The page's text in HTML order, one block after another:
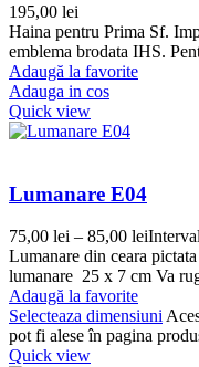
195,00 lei
Haina pentru Prima Sf.
emblema brodata IHS.
Adaugă la favorite
Adauga in cos
Quick view
Lumanare E04
75,00 lei – 85,00 lei
Lumanare din ceara
lumanare 25 x 7 cm Va
Adaugă la favorite
Selecteaza dimensiuni
pot fi alese în pagina
Quick view